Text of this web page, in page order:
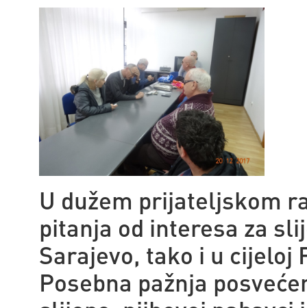
U dužem prijateljskom
pitanja od interesa za
Sarajevo, tako i u cijeloj
Posebna pažnja